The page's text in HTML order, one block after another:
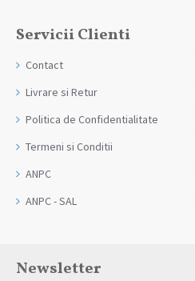
Servicii Clienti
Contact
Livrare si Retur
Politica de Confidentialitate
Termeni si Conditii
ANPC
ANPC - SAL
Newsletter